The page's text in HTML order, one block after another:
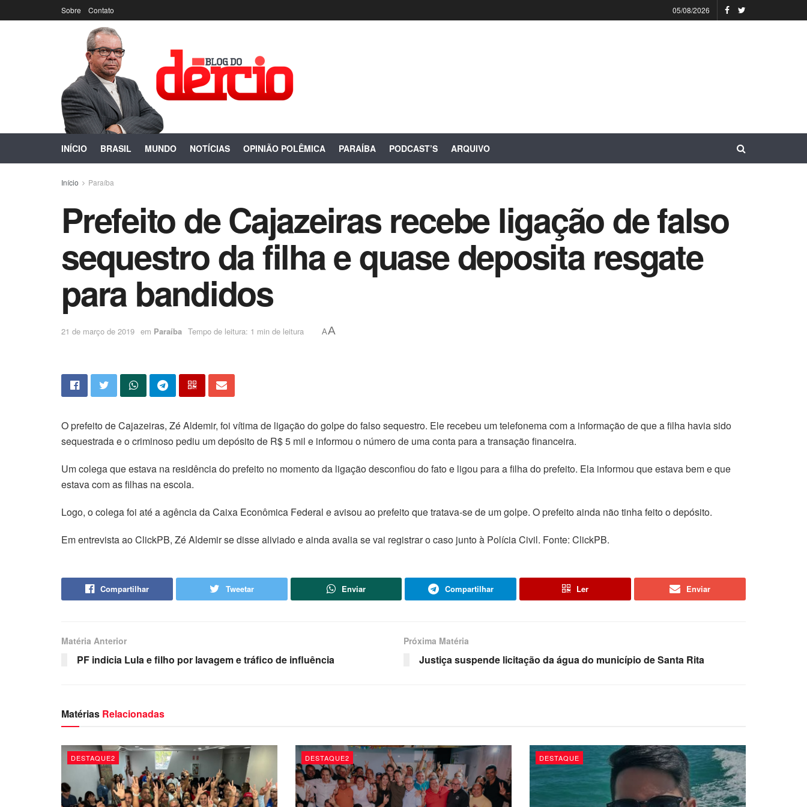
Sobre Contato 05/08/2026
INÍCIO BRASIL MUNDO NOTÍCIAS OPINIÃO POLÊMICA PARAÍBA PODCAST’S ARQUIVO
Início Paraíba
Prefeito de Cajazeiras recebe ligação de falso
sequestro da filha e quase deposita resgate
para bandidos
21 de março de 2019 em Paraíba Tempo de leitura: 1 min de leitura AA
O prefeito de Cajazeiras, Zé Aldemir, foi vítima de ligação do golpe do falso sequestro. Ele recebeu um telefonema com a informação de que a filha havia sido
sequestrada e o criminoso pediu um depósito de R$ 5 mil e informou o número de uma conta para a transação financeira.
Um colega que estava na residência do prefeito no momento da ligação desconfiou do fato e ligou para a filha do prefeito. Ela informou que estava bem e que
estava com as filhas na escola.
Logo, o colega foi até a agência da Caixa Econômica Federal e avisou ao prefeito que tratava-se de um golpe. O prefeito ainda não tinha feito o depósito.
Em entrevista ao ClickPB, Zé Aldemir se disse aliviado e ainda avalia se vai registrar o caso junto à Polícia Civil. Fonte: ClickPB.
Compartilhar Tweetar Enviar Compartilhar Ler Enviar
Matéria Anterior
PF indicia Lula e filho por lavagem e tráfico de influência
Próxima Matéria
Justiça suspende licitação da água do município de Santa Rita
Matérias Relacionadas
DESTAQUE2 DESTAQUE2 DESTAQUE